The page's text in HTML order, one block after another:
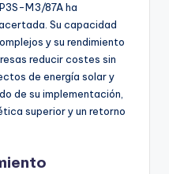
M3/87A ha
Su capacidad
y su rendimiento
reducir costes sin
de energía solar y
de su implementación,
superior y un retorno